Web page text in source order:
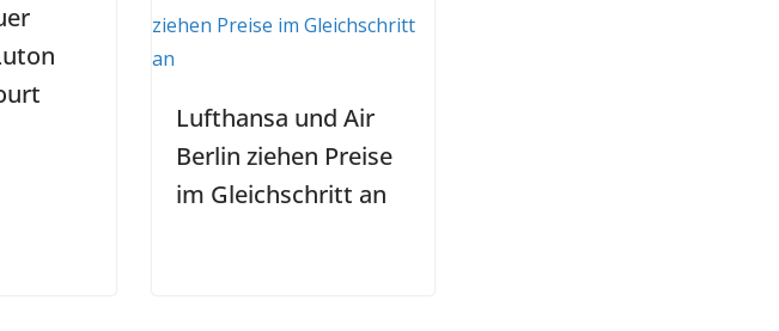
Lufthansa und Air
Berlin ziehen Preise
im Gleichschritt an